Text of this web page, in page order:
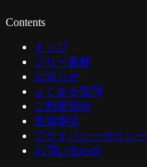
Contents
トップ
フリー素材
お知らせ
よくある質問
ご利用規約
免責事項
プライバシーポリシー
お問い合わせ